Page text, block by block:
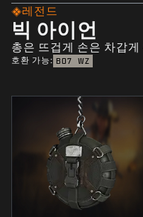
레전드
빅 아이언
총은 뜨겁게 손은 차갑
호환 가능: BO7 WZ